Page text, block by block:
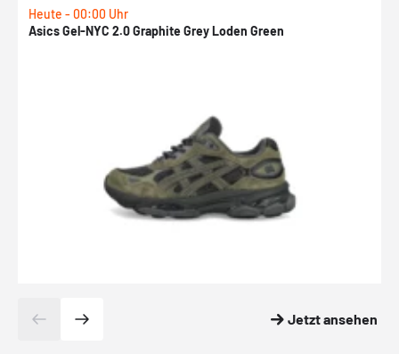
Heute - 00:00 Uhr
Asics Gel-NYC 2.0 Graphite Grey Loden Green
Jetzt ansehen